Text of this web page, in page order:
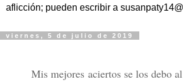
aflicción; pueden escribir a
viernes, 5 de julio de 2019
Mis mejores aciertos se los debo